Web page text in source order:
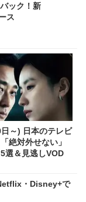
ック！新
ス
～) 日本のテレビ
絶対外せない」
選＆見逃しVOD
・Disney+で